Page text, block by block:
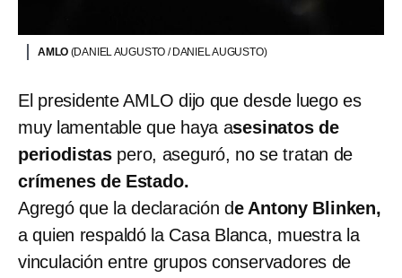
AMLO (DANIEL AUGUSTO / DANIEL AUGUSTO)
El presidente AMLO dijo que desde luego es
muy lamentable que haya asesinatos de
periodistas pero, aseguró, no se tratan de
crímenes de Estado.
Agregó que la declaración de Antony Blinken,
a quien respaldó la Casa Blanca, muestra la
vinculación entre grupos conservadores de